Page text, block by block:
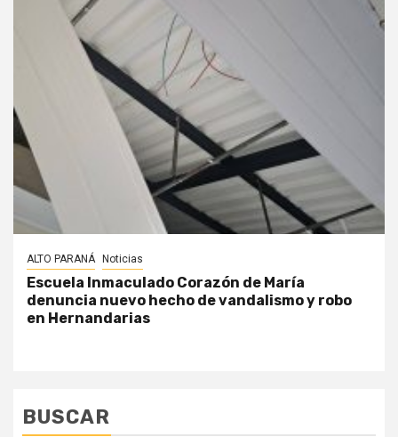
ALTO PARANÁ Noticias
Escuela Inmaculado Corazón de María
denuncia nuevo hecho de vandalismo y robo
en Hernandarias
BUSCAR